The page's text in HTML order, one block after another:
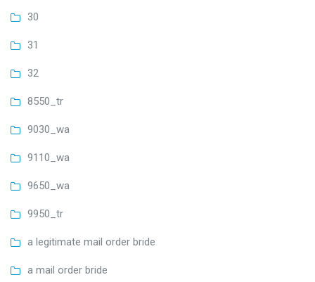
30
31
32
8550_tr
9030_wa
9110_wa
9650_wa
9950_tr
a legitimate mail order bride
a mail order bride